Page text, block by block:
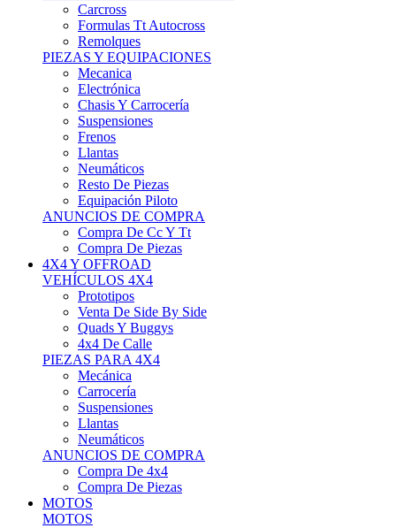
Formulas Tt Autocross
Remolques
PIEZAS Y EQUIPACIONES
Mecanica
Electrónica
Chasis Y Carrocería
Suspensiones
Frenos
Llantas
Neumáticos
Resto De Piezas
Equipación Piloto
ANUNCIOS DE COMPRA
Compra De Cc Y Tt
Compra De Piezas
4X4 Y OFFROAD
VEHÍCULOS 4X4
Prototipos
Venta De Side By Side
Quads Y Buggys
4x4 De Calle
PIEZAS PARA 4X4
Mecánica
Carrocería
Suspensiones
Llantas
Neumáticos
ANUNCIOS DE COMPRA
Compra De 4x4
Compra De Piezas
MOTOS
MOTOS
Motos De Circuito